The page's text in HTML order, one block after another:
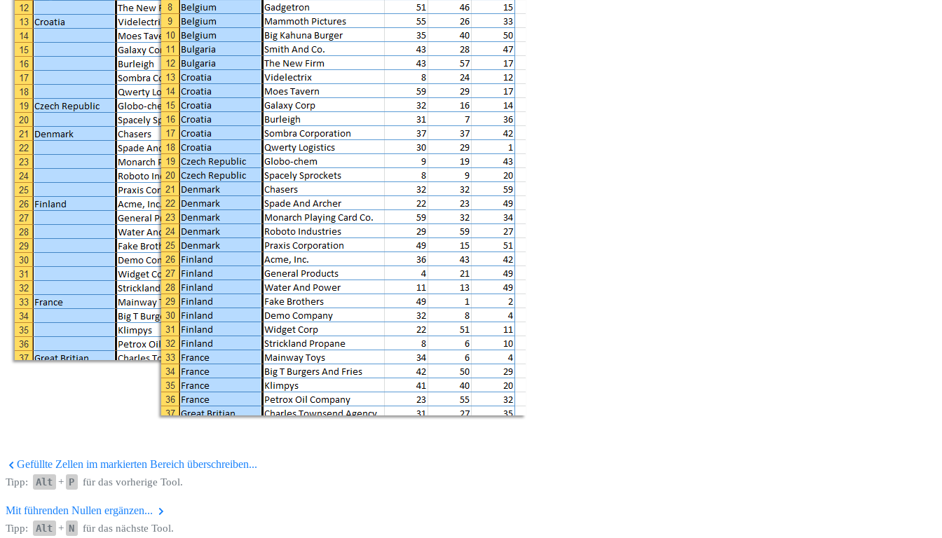
Gefüllte Zellen im markierten Bereich überschreiben...
Tipp: Alt + P für das vorherige Tool.
Mit führenden Nullen ergänzen...
Tipp: Alt + N für das nächste Tool.